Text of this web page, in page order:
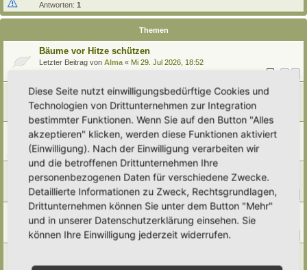
Antworten: 1
Themen
Bäume vor Hitze schützen
Letzter Beitrag von Alma « Mi 29. Jul 2026, 18:52
Zitterpappel
Letzter Beitrag vontree12«So 19. Jul 2026, 11:00
Antworten:
Problemfall Felsenbirnen (heimisch oder invasiv?)
Letzter Beitrag von tree12
Fr 3. Jul 2026, 18:23
Antworten:5
Letzter Beitrag vonAnn1981«Mi 18. Mär 2026, 08:54
Antworten: 24 1
Hilfe, wie kann ich diesen Efeu wieder aufrichten?
Letzter Beitrag vonAlma«Mo 23. Feb 2026, 09:17
Antworten:10
Letzter Beitrag vonAlma«Sa 21. Feb 2026, 08:33
Diese Seite nutzt einwilligungsbedürftige Cookies und
Technologien von Drittunternehmen zur Integration
bestimmter Funktionen. Wenn Sie auf den Button "Alles
akzeptieren" klicken, werden diese Funktionen aktiviert
(Einwilligung). Nach der Einwilligung verarbeiten wir
und die betroffenen Drittunternehmen Ihre
personenbezogenen Daten für verschiedene Zwecke.
Detaillierte Informationen zu Zweck, Rechtsgrundlagen,
Drittunternehmen können Sie unter dem Button "Mehr"
und in unserer Datenschutzerklärung einsehen. Sie
können Ihre Einwilligung jederzeit widerrufen.